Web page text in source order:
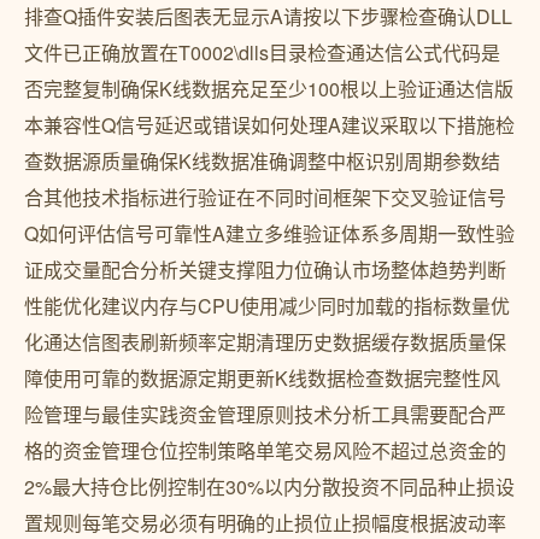
排查Q插件安装后图表无显示A请按以下步骤检查确认DLL
文件已正确放置在T0002\dlls目录检查通达信公式代码是
否完整复制确保K线数据充足至少100根以上验证通达信版
本兼容性Q信号延迟或错误如何处理A建议采取以下措施检
查数据源质量确保K线数据准确调整中枢识别周期参数结
合其他技术指标进行验证在不同时间框架下交叉验证信号
Q如何评估信号可靠性A建立多维验证体系多周期一致性验
证成交量配合分析关键支撑阻力位确认市场整体趋势判断
性能优化建议内存与CPU使用减少同时加载的指标数量优
化通达信图表刷新频率定期清理历史数据缓存数据质量保
障使用可靠的数据源定期更新K线数据检查数据完整性风
险管理与最佳实践资金管理原则技术分析工具需要配合严
格的资金管理仓位控制策略单笔交易风险不超过总资金的
2%最大持仓比例控制在30%以内分散投资不同品种止损设
置规则每笔交易必须有明确的止损位止损幅度根据波动率